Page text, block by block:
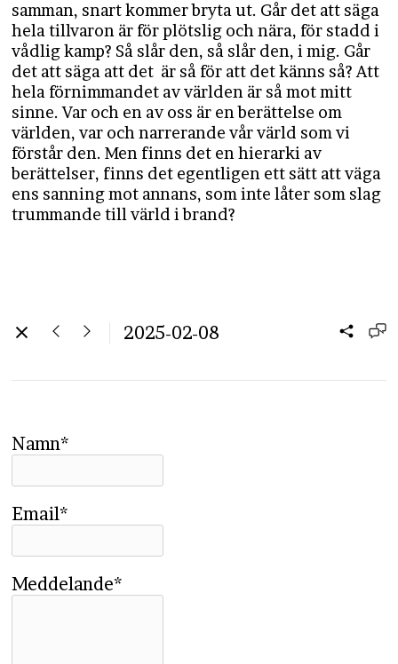
samman, snart kommer bryta ut. Går det att säga
hela tillvaron är för plötslig och nära, för stadd i
vådlig kamp? Så slår den, så slår den, i mig. Går
det att säga att det är så för att det känns så? Att
hela förnimmandet av världen är så mot mitt
sinne. Var och en av oss är en berättelse om
världen, var och narrerande vår värld som vi
förstår den. Men finns det en hierarki av
berättelser, finns det egentligen ett sätt att väga
ens sanning mot annans, som inte låter som slag
trummande till värld i brand?
2025-02-08
Namn*
Email*
Meddelande*